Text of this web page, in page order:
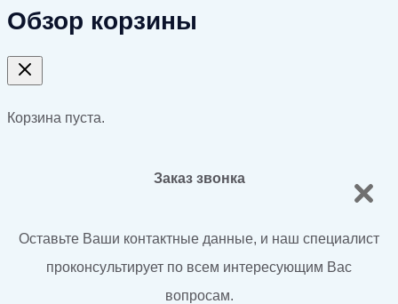
Обзор корзины
Корзина пуста.
Заказ звонка
Оставьте Ваши контактные данные, и наш специалист
проконсультирует по всем интересующим Вас
вопросам.